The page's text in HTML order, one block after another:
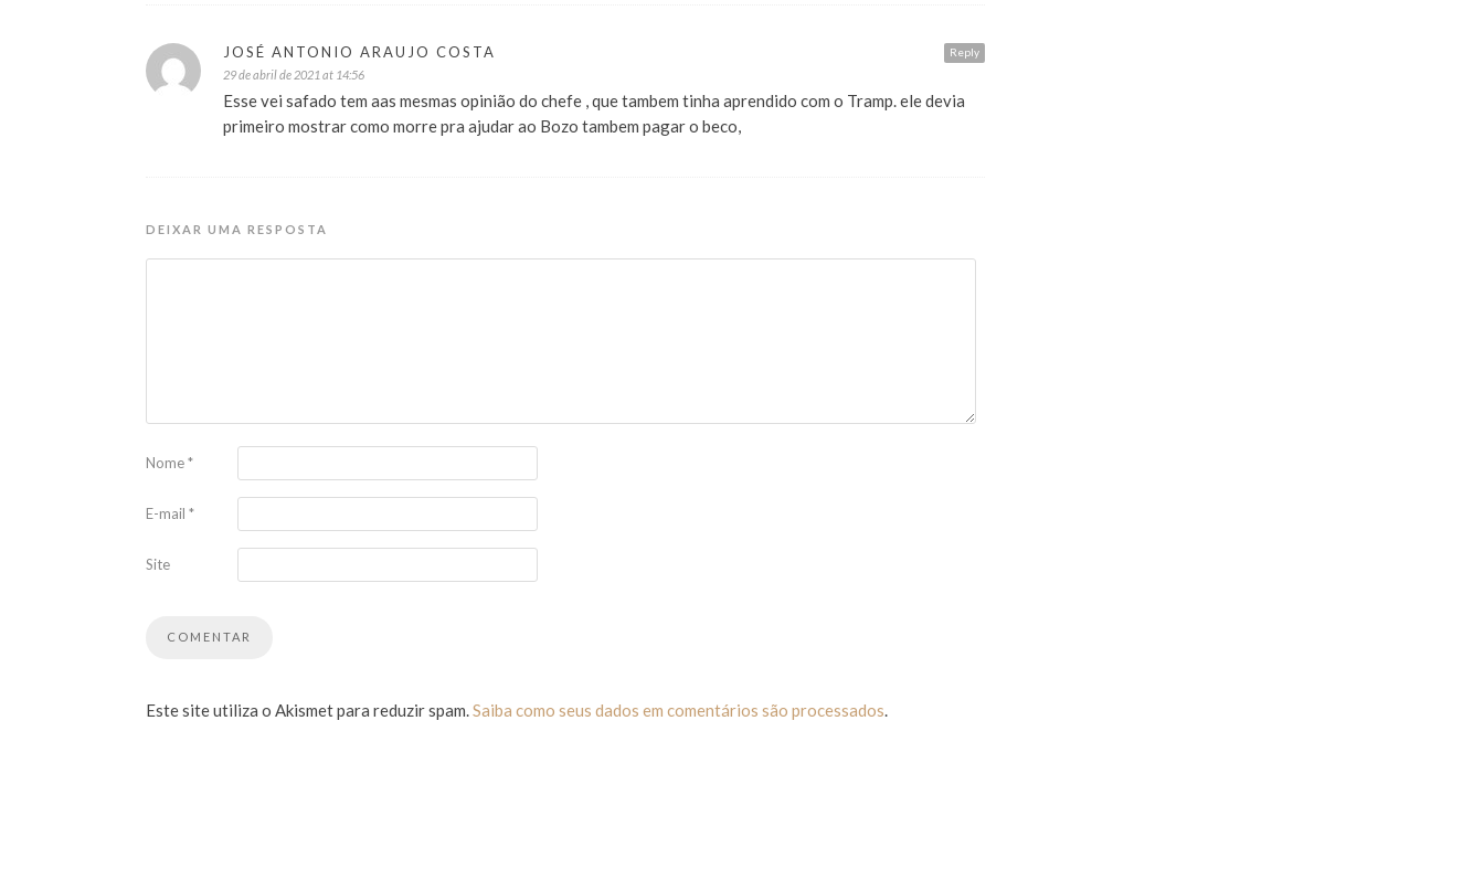
Reply
JOSÉ ANTONIO ARAUJO COSTA
29 de abril de 2021 at 14:56
Esse vei safado tem aas mesmas opinião do chefe , que tambem tinha aprendido com o Tramp. ele devia
primeiro mostrar como morre pra ajudar ao Bozo tambem pagar o beco,
DEIXAR UMA RESPOSTA
Nome*
E-mail *
Site
Este site utiliza o Akismet para reduzir spam.Saiba como seus dados em comentários são processados.